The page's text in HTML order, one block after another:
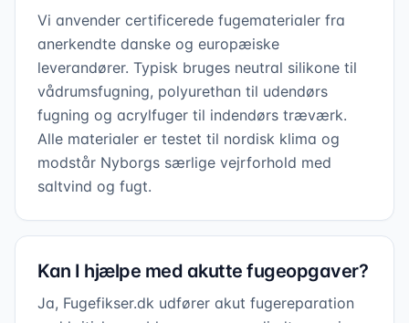
Vi anvender certificerede fugematerialer fra
anerkendte danske og europæiske
leverandører. Typisk bruges neutral silikone til
vådrumsfugning, polyurethan til udendørs
fugning og acrylfuger til indendørs træværk.
Alle materialer er testet til nordisk klima og
modstår Nyborgs særlige vejrforhold med
saltvind og fugt.
Kan I hjælpe med akutte fugeopgaver?
Ja, Fugefikser.dk udfører akut fugereparation